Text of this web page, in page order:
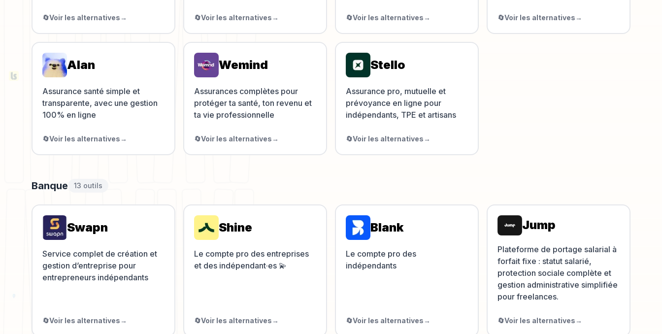
🔄Voir les alternatives → 🔄Voir les alternatives → 🔄Voir les alternatives → 🔄Voir les alternatives →
Alan
Assurance santé simple et
transparente, avec une gestion
100% en ligne
🔄Voir les alternatives →
Wemind
Assurances complètes pour
protéger ta santé, ton revenu et
ta vie professionnelle
🔄Voir les alternatives →
Stello
Assurance pro, mutuelle et
prévoyance en ligne pour
indépendants, TPE et artisans
🔄Voir les alternatives →
Banque 13 outils
Swapn
Service complet de création et
gestion d’entreprise pour
entrepreneurs indépendants
🔄Voir les alternatives →
Shine
Le compte pro des entreprises
et des indépendant·es 💫
🔄Voir les alternatives →
Blank
Le compte pro des
indépendants
🔄Voir les alternatives →
Jump
Plateforme de portage salarial à
forfait fixe : statut salarié,
protection sociale complète et
gestion administrative simplifiée
pour freelances.
🔄Voir les alternatives →